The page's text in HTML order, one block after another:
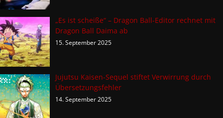
„Es ist scheiße“ – Dragon Ball-Editor rechnet mit
Dragon Ball Daima ab
15. September 2025
Jujutsu Kaisen-Sequel stiftet Verwirrung durch
Übersetzungsfehler
14. September 2025